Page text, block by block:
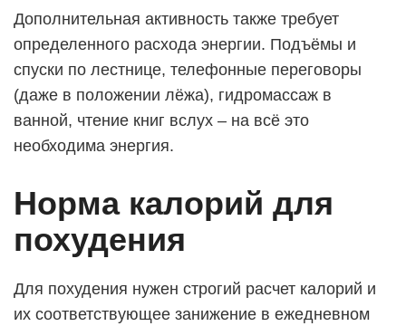
Дополнительная активность также требует
определенного расхода энергии. Подъёмы и
спуски по лестнице, телефонные переговоры
(даже в положении лёжа), гидромассаж в
ванной, чтение книг вслух – на всё это
необходима энергия.
Норма калорий для
похудения
Для похудения нужен строгий расчет калорий и
их соответствующее занижение в ежедневном